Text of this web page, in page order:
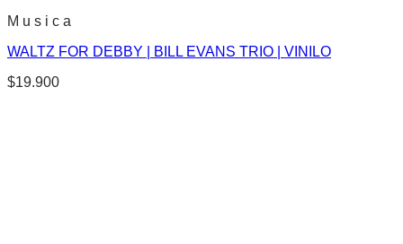
M u s i c a
WALTZ FOR DEBBY | BILL EVANS TRIO | VINILO
$19.900